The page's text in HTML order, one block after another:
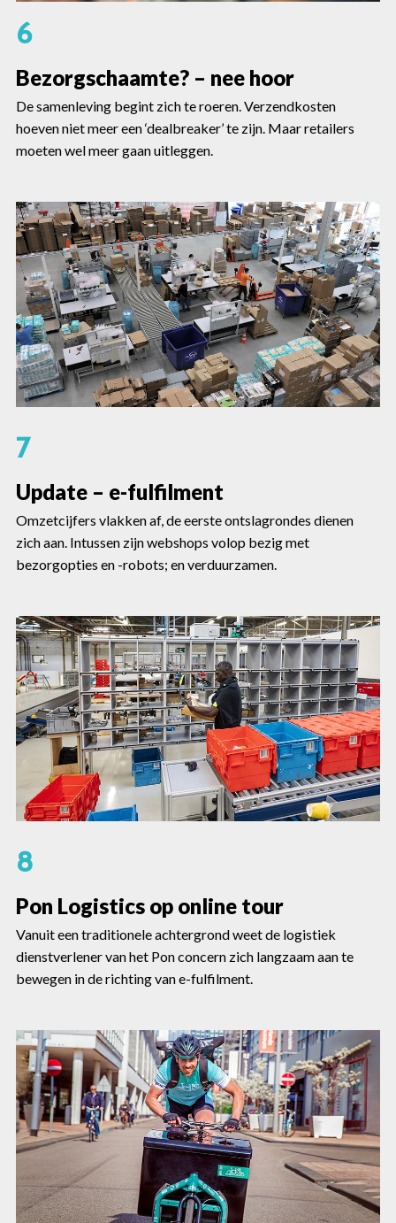
6
Bezorgschaamte? – nee hoor
De samenleving begint zich te roeren. Verzendkosten
hoeven niet meer een ‘dealbreaker’ te zijn. Maar retailers
moeten wel meer gaan uitleggen.
7
Update – e-fulfilment
Omzetcijfers vlakken af, de eerste ontslagrondes dienen
zich aan. Intussen zijn webshops volop bezig met
bezorgopties en -robots; en verduurzamen.
8
Pon Logistics op online tour
Vanuit een traditionele achtergrond weet de logistiek
dienstverlener van het Pon concern zich langzaam aan te
bewegen in de richting van e-fulfilment.